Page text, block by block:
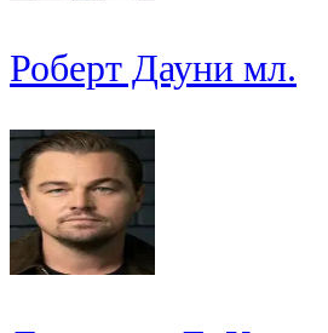
Роберт Дауни мл.